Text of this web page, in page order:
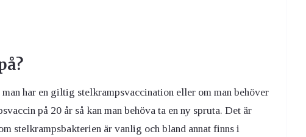
har en giltig stelkrampsvaccination eller om man behöver
på 20 år så kan man behöva ta en ny spruta. Det är
stelkrampsbakterien är vanlig och bland annat finns i